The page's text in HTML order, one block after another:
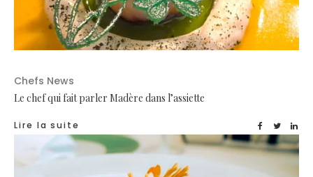
Chefs News
Le chef qui fait parler Madère dans l’assiette
Lire la suite